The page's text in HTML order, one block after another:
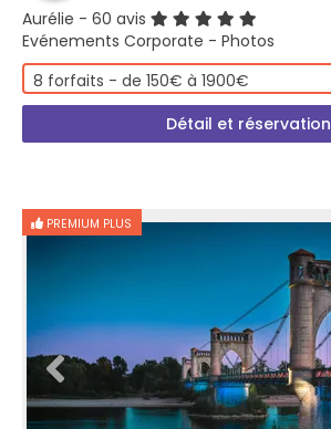
Aurélie - 60 avis
Evénements Corporate - Photos
8 forfaits - de 150€ à 1900€
Détail et réservation
PREMIUM PLUS